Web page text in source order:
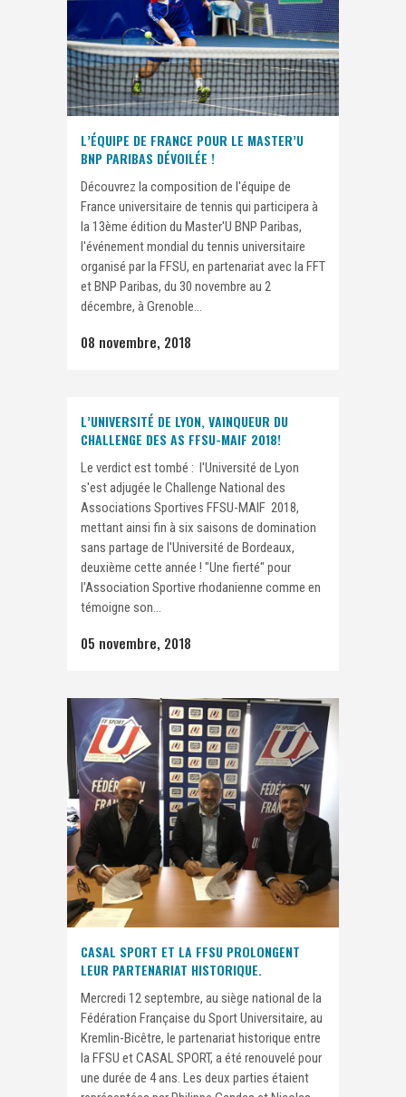
L’ÉQUIPE DE FRANCE POUR LE MASTER’U
BNP PARIBAS DÉVOILÉE !
Découvrez la composition de l'équipe de
France universitaire de tennis qui participera à
la 13ème édition du Master'U BNP Paribas,
l'événement mondial du tennis universitaire
organisé par la FFSU, en partenariat avec la FFT
et BNP Paribas, du 30 novembre au 2
décembre, à Grenoble...
08 novembre, 2018
L’UNIVERSITÉ DE LYON, VAINQUEUR DU
CHALLENGE DES AS FFSU-MAIF 2018!
Le verdict est tombé : l'Université de Lyon
s'est adjugée le Challenge National des
Associations Sportives FFSU-MAIF 2018,
mettant ainsi fin à six saisons de domination
sans partage de l'Université de Bordeaux,
deuxième cette année ! "Une fierté" pour
l'Association Sportive rhodanienne comme en
témoigne son...
05 novembre, 2018
CASAL SPORT ET LA FFSU PROLONGENT
LEUR PARTENARIAT HISTORIQUE.
Mercredi 12 septembre, au siège national de la
Fédération Française du Sport Universitaire, au
Kremlin-Bicêtre, le partenariat historique entre
la FFSU et CASAL SPORT, a été renouvelé pour
une durée de 4 ans. Les deux parties étaient